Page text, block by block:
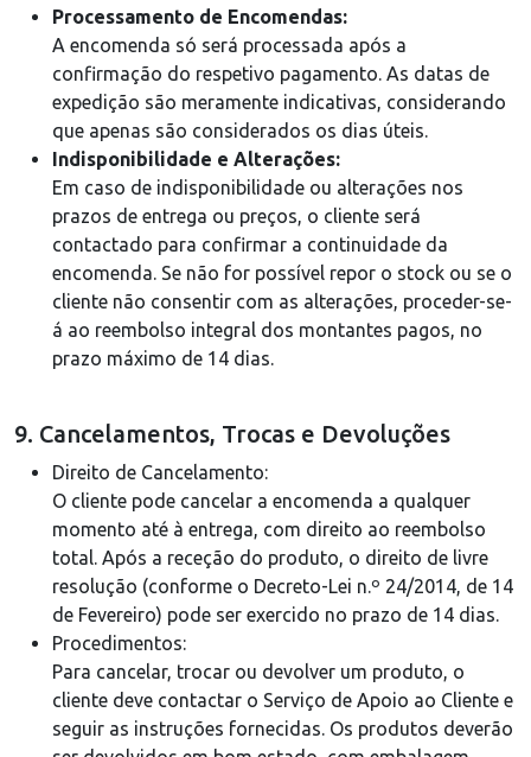
Processamento de Encomendas:
A encomenda só será processada após a
confirmação do respetivo pagamento. As datas de
expedição são meramente indicativas, considerando
que apenas são considerados os dias úteis.
Indisponibilidade e Alterações:
Em caso de indisponibilidade ou alterações nos
prazos de entrega ou preços, o cliente será
contactado para confirmar a continuidade da
encomenda. Se não for possível repor o stock ou se o
cliente não consentir com as alterações, proceder-se-
á ao reembolso integral dos montantes pagos, no
prazo máximo de 14 dias.
9. Cancelamentos, Trocas e Devoluções
Direito de Cancelamento:
O cliente pode cancelar a encomenda a qualquer
momento até à entrega, com direito ao reembolso
total. Após a receção do produto, o direito de livre
resolução (conforme o Decreto-Lei n.º 24/2014, de 14
de Fevereiro) pode ser exercido no prazo de 14 dias.
Procedimentos:
Para cancelar, trocar ou devolver um produto, o
cliente deve contactar o Serviço de Apoio ao Cliente e
seguir as instruções fornecidas. Os produtos deverão